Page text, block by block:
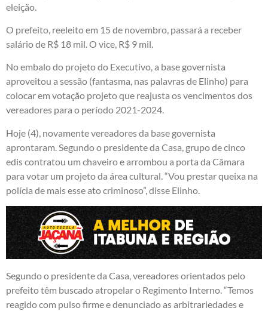
eleição.
O prefeito, reeleito em 15 de novembro, passará a receber
salário de R$ 18 mil. O vice, R$ 9 mil.
No embalo do projeto do Executivo, a base governista
aproveitou a sessão (fantasma, nas palavras de Elinho) para
colocar em votação projeto que reajusta os vencimentos dos
vereadores para o período 2021-2024.
Hoje (4), novamente vereadores da base governista
aprontaram. Segundo o presidente da Casa, grupo de cinco
edis contratou um chaveiro e arrombou a porta da Câmara
para votar um projeto da área cultural. “Vou prestar queixa na
polícia de mais esse ato criminoso”, disse Elinho.
Segundo o presidente da Casa, vereadores orientados pelo
prefeito têm buscado atropelar o Regimento Interno. “Temos
reagido com pulso firme e denunciado as arbitrariedades e